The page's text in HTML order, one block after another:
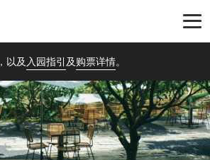
，以及 入园指引 及购票详情。